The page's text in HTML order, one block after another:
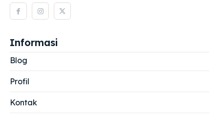
Informasi
Blog
Profil
Kontak